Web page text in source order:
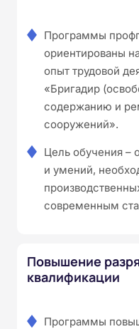
Программы
ориентированы
опыт трудовой
«Бригадир
содержанию и
сооружений».
Цель обучения –
и умений,
современным
Повышение
квалификации
Программы